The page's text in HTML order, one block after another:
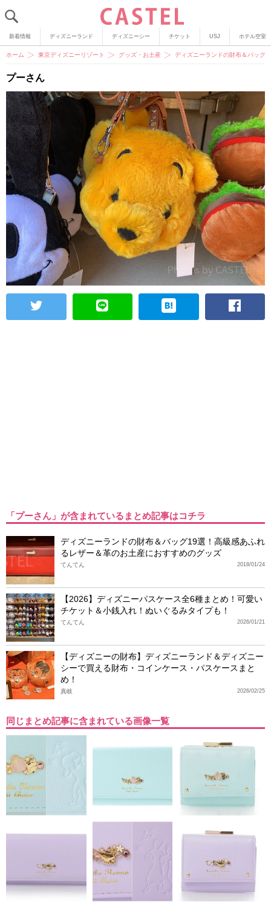
新着情報 ディズニーランド ディズニーシー チケット USJ ホテル空室
ホーム 東京ディズニーリゾート グッズ・お土産 ディズニーランドの財布＆バッグ
プーさん
「プーさん」が含まれているまとめ記事はコチラ
ディズニーランドの財布＆バッグ19選！高級感あふれ
るレザー＆革のお土産におすすめのグッズ
2018/01/24
てんてん
【2026】ディズニーパスケース全6種まとめ！可愛い
チケット＆小銭入れ！ぬいぐるみタイプも！
2026/01/21
てんてん
【ディズニーの財布】ディズニーランド＆ディズニー
シーで買える財布・コインケース・パスケースまと
め！
2026/02/25
真岐
同じまとめ記事に含まれている画像一覧